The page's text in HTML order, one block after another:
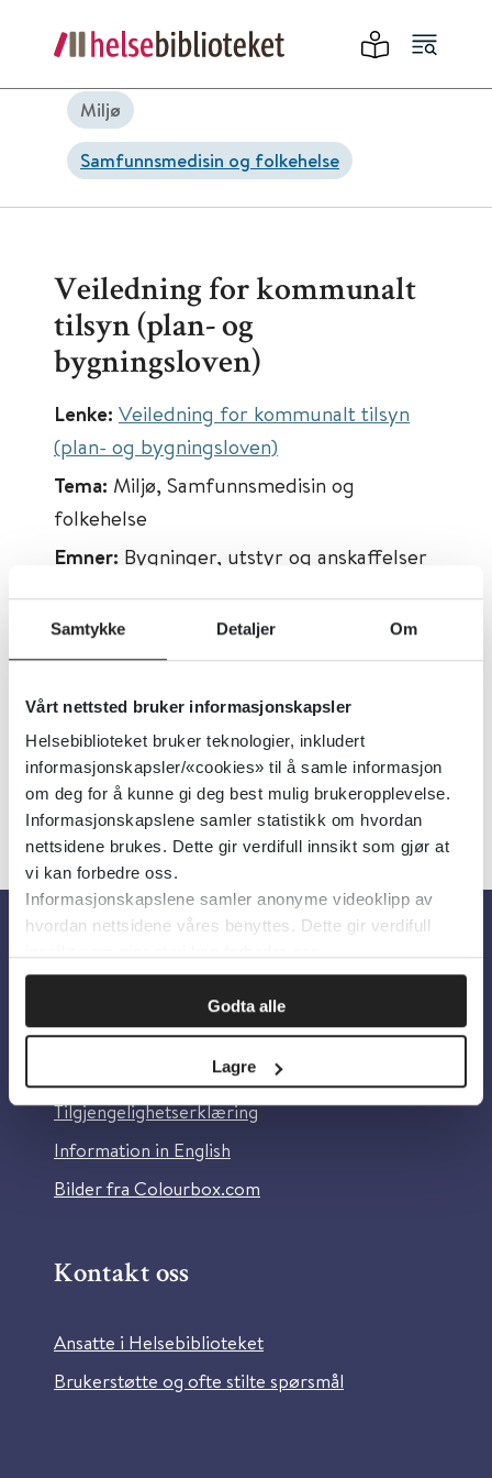
Samtykke Detaljer Om
Vårt nettsted bruker informasjonskapsler
Helsebiblioteket bruker teknologier, inkludert
informasjonskapsler/«cookies» til å samle informasjon
om deg for å kunne gi deg best mulig brukeropplevelse.
Informasjonskapslene samler statistikk om hvordan
nettsidene brukes. Dette gir verdifull innsikt som gjør at
vi kan forbedre oss.
Informasjonskapslene samler anonyme videoklipp av
hvordan nettsidene våres benyttes. Dette gir verdifull
Godta alle
Lagre
Miljø
Samfunnsmedisin og folkehelse
Veiledning for kommunalt
tilsyn (plan- og
bygningsloven)
Lenke: Veiledning for kommunalt tilsyn
(plan- og bygningsloven)
Tema: Miljø, Samfunnsmedisin og
folkehelse
Emner: Bygninger, utstyr og anskaffelser
Dokumenttype:Veiledere, Lover og
regler
Utgiver:Direktoratet for byggkvalitet
Språk:Norsk
Om oss
Om Helsebiblioteket
Personvern og informasjonskapsler
Tilgjengelighetserklæring
Information in English
Bilder fra Colourbox.com
Kontakt oss
Ansatte i Helsebiblioteket
Brukerstøtte og ofte stilte spørsmål